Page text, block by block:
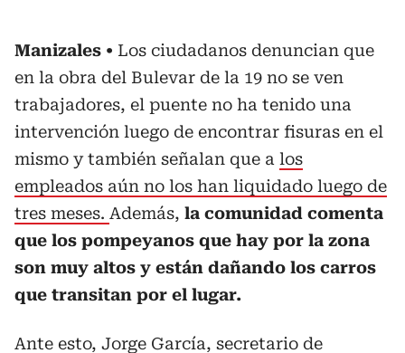
Manizales
Los ciudadanos denuncian que
en la obra del Bulevar de la 19 no se ven
trabajadores, el puente no ha tenido una
intervención luego de encontrar fisuras en el
mismo y también señalan que a los
empleados aún no los han liquidado luego de
tres meses. Además, la comunidad comenta
que los pompeyanos que hay por la zona
son muy altos y están dañando los carros
que transitan por el lugar.
Ante esto, Jorge García, secretario de